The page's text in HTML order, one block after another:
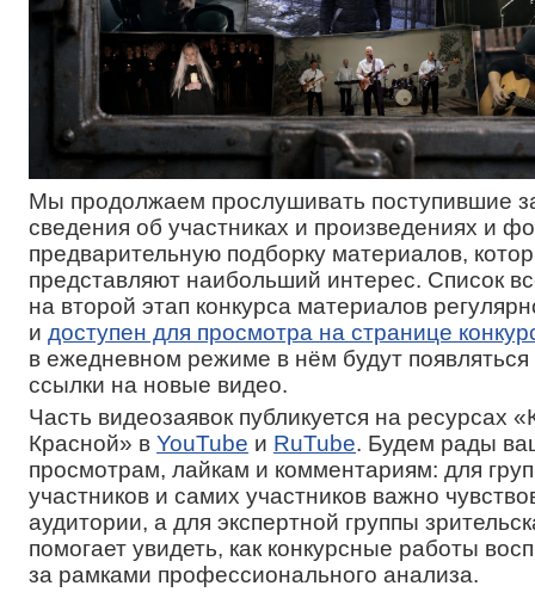
Мы продолжаем прослушивать поступившие
сведения об участниках и произведениях и
предварительную подборку материалов,
представляют наибольший интерес. Список
на второй этап конкурса материалов
и доступен для просмотра на странице
в ежедневном режиме в нём будут
ссылки на новые видео.
Часть видеозаявок публикуется на ресурсах
Красной» в YouTube и RuTube. Будем рады
просмотрам, лайкам и комментариям: для
участников и самих участников важно
аудитории, а для экспертной группы
помогает увидеть, как конкурсные работы
за рамками профессионального анализа.